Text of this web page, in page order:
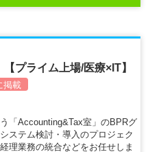
プライム上場/医療×IT】
掲載
「Accounting&Tax室」のBPRグ
ステム検討・導入のプロジェク
理業務の統合などをお任せしま